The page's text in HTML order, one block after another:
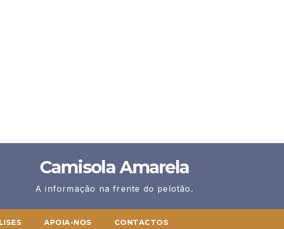
Camisola Amarela
A informação na frente do pelotão.
APOIA-NOS CONTACTOS